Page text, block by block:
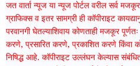
जत वार्ता न्यूज या न्यूज पोर्टल वरील सर्व
ग्राफिक्स व इतर सामग्री ही कॉपीराइट
परवानगी घेतल्याशिवाय कोणताही मजकूर
करणे, प्रसारित करणे, प्रकाशित करणे किंवा
निषिद्ध आहे. कॉपीराइट उल्लंघन केल्यास